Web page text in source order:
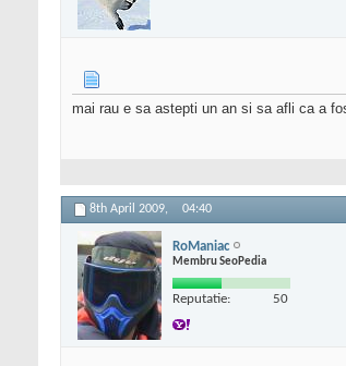
mai rau e sa astepti un an si sa afli ca a
8th April 2009, 04:40
RoManiac
Membru SeoPedia
Reputatie: 50